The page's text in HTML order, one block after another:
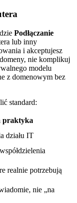
Podłączanie
lub inny
i akceptujesz
nie komplikuj
modelu
z domenowym bez
standard:
praktyka
działu IT
realnie potrzebują
nie „na